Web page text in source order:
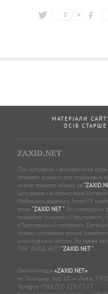
0
МАТЕРІАЛИ
ОСІБ
ZAXID.NET
При цитуванні і використанні
Інтернеті відкриті для пошукових
нижче першого абзацу на
Цитування і використання
Мобільних додатках, SmartTV
згоди "ZAXID.NET ". Всі комерційні
позначені словами «Спецпроєкт»,
«Партнерський матеріал».
правил цитування можна
користування сайтом. Усі права
ТОВ “ЗАХІД.НЕТ”, "ZAXID.NET ".
Онлайн-медіа «ZAXID.NET»
пл. Галицька, буд. 15, м. Львів,
Телефон +380 (32) 229-77-77